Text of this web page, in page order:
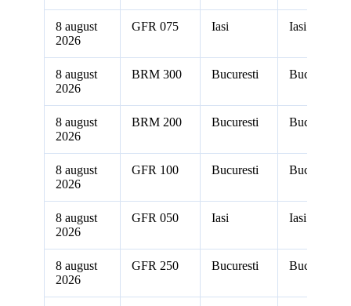
8 august
2026
GFR 075 Iasi Iasi
8 august
2026
BRM 300 Bucuresti Bucuresti
8 august
2026
BRM 200 Bucuresti Bucuresti
8 august
2026
GFR 100 Bucuresti Bucuresti
8 august
2026
GFR 050 Iasi Iasi
8 august
2026
GFR 250 Bucuresti Bucuresti